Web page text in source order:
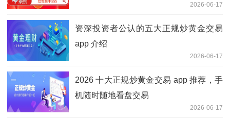
2026-06-17
资深投资者公认的五大正规炒黄金交易
app 介绍
2026-06-17
2026 十大正规炒黄金交易 app 推荐，手
机随时随地看盘交易
2026-06-17